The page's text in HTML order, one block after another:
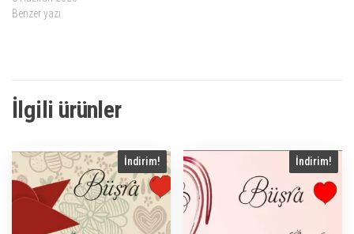
Benzer yazı
İlgili ürünler
İndirim! İndirim!